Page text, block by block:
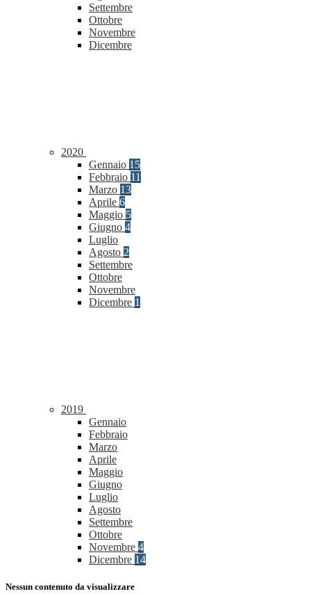
Settembre
Ottobre
Novembre
Dicembre
2020
Gennaio 15
Febbraio 11
Marzo 13
Aprile 6
Maggio 5
Giugno 4
Luglio
Agosto 2
Settembre
Ottobre
Novembre
Dicembre 1
2019
Gennaio
Febbraio
Marzo
Aprile
Maggio
Giugno
Luglio
Agosto
Settembre
Ottobre
Novembre 4
Dicembre 14
Nessun contenuto da visualizzare